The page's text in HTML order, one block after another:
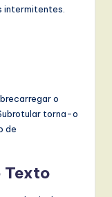
intermitentes.
o
torna-o
de
Texto